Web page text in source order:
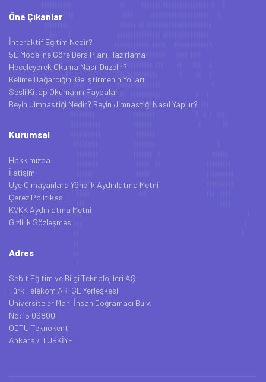
Öne Çıkanlar
İnteraktif Eğitim Nedir?
5E Modeline Göre Ders Planı Hazırlama
Heceleyerek Okuma Nasıl Düzelir?
Kelime Dağarcığını Geliştirmenin Yolları
Sesli Kitap Okumanın Faydaları
Beyin Jimnastiği Nedir? Beyin Jimnastiği Nasıl Yapılır?
Kurumsal
Hakkımızda
İletişim
Üye Olmayanlara Yönelik Aydınlatma Metni
Çerez Politikası
KVKK Aydınlatma Metni
Gizlilik Sözleşmesi
Adres
Sebit Eğitim ve Bilgi Teknolojileri AŞ
Türk Telekom AR-GE Yerleşkesi
Üniversiteler Mah. İhsan Doğramacı Bulv.
No:15 06800
ODTÜ Teknokent
Ankara / TÜRKİYE